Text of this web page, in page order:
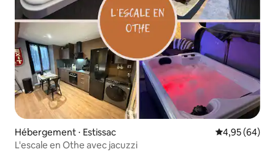
Hébergement ⋅ Estissac Évaluation
4,95 (64)
L'escale en Othe avec jacuzzi